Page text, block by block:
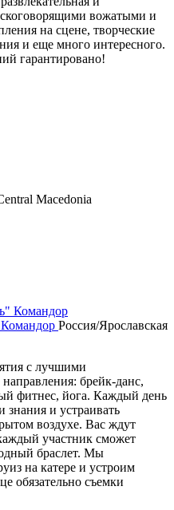
вожатыми и
на сцене, творческие
и еще много интересного.
гарантировано!
Macedonia
Россия/Ярославская
с лучшими
брейк-данс,
фитнес, йога. Каждый день
знания и устраивать
воздухе. Вас ждут
участник сможет
браслет. Мы
на катере и устроим
обязательно съемки